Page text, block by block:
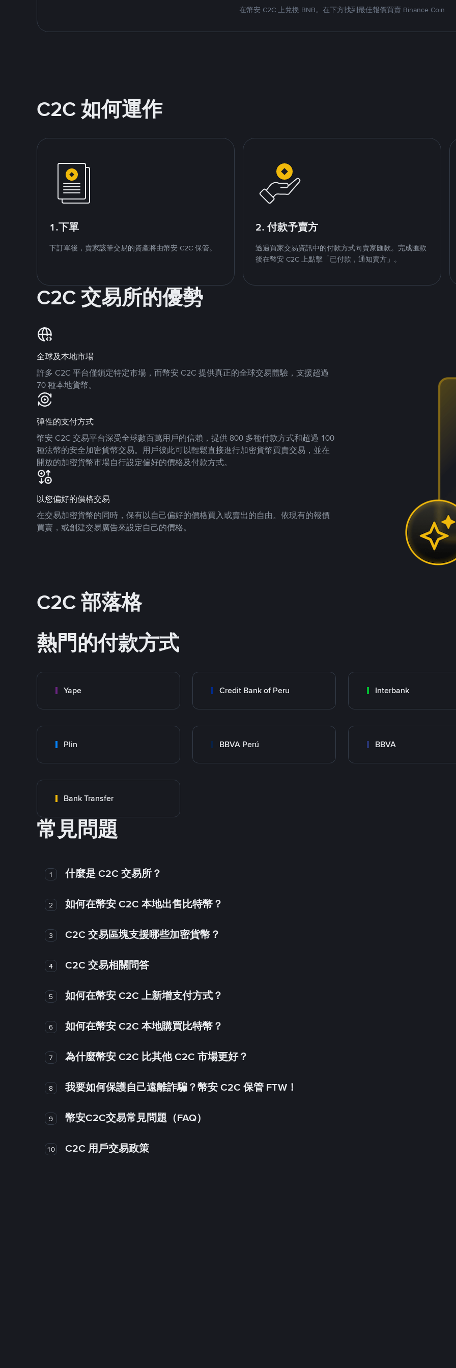
在幣安 C2C 上兌換 BNB。在下方找到最佳報價買賣 Binance Coin
C2C 如何運作
1.下單
下訂單後，賣家該筆交易的資產將由幣安 C2C 保管。
2. 付款予賣方
透過買家交易資訊中的付款方式向賣家匯款。完成匯款
後在幣安 C2C 上點擊「已付款，通知賣方」。
C2C 交易所的優勢
全球及本地市場
許多 C2C 平台僅鎖定特定市場，而幣安 C2C 提供真正的全球交易體驗，支援超過
70 種本地貨幣。
彈性的支付方式
幣安 C2C 交易平台深受全球數百萬用戶的信賴，提供 800 多種付款方式和超過 100
種法幣的安全加密貨幣交易。用戶彼此可以輕鬆直接進行加密貨幣買賣交易，並在
開放的加密貨幣市場自行設定偏好的價格及付款方式。
以您偏好的價格交易
在交易加密貨幣的同時，保有以自己偏好的價格買入或賣出的自由。依現有的報價
買賣，或創建交易廣告來設定自己的價格。
C2C 部落格
熱門的付款方式
Yape Credit Bank of Peru Interbank
Plin BBVA Perú BBVA
Bank Transfer
常見問題
1 什麼是 C2C 交易所？
2 如何在幣安 C2C 本地出售比特幣？
3 C2C 交易區塊支援哪些加密貨幣？
4 C2C 交易相關問答
5 如何在幣安 C2C 上新增支付方式？
6 如何在幣安 C2C 本地購買比特幣？
7 為什麼幣安 C2C 比其他 C2C 市場更好？
8 我要如何保護自己遠離詐騙？幣安 C2C 保管 FTW！
9 幣安C2C交易常見問題（FAQ）
10 C2C 用戶交易政策